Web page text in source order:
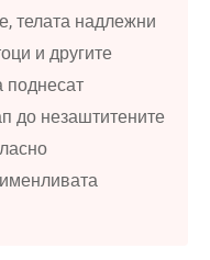
телата надлежни
и другите
поднесат
до незаштитените